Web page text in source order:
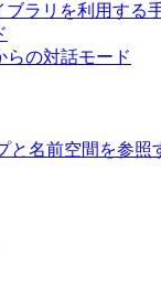
ブラリを利用する
らの対話モード
と名前空間を参照